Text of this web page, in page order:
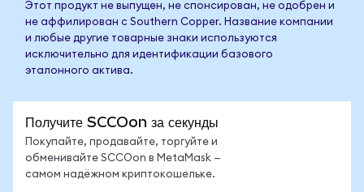
Этот продукт не выпущен, не спонсирован, не одобрен и
не аффилирован с Southern Copper. Название компании
и любые другие товарные знаки используются
исключительно для идентификации базового
эталонного актива.
Получите SCCOon за секунды
Покупайте, продавайте, торгуйте и
обменивайте SCCOon в MetaMask —
самом надёжном криптокошельке.